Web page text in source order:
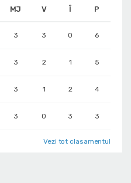
MJ V Î P
3 3 0 6
3 2 1 5
3 1 2 4
3 0 3 3
Vezi tot clasamentul